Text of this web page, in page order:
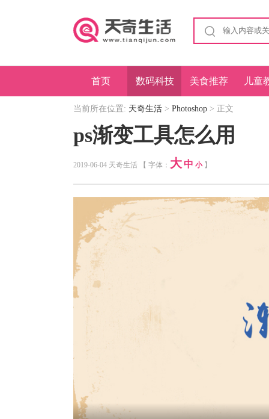
首页 数码科技 美食推荐 儿童
当前所在位置: 天奇生活 > Photoshop > 正文
ps渐变工具怎么用
2019-06-04 天奇生活 【 字体： 大 中 小】